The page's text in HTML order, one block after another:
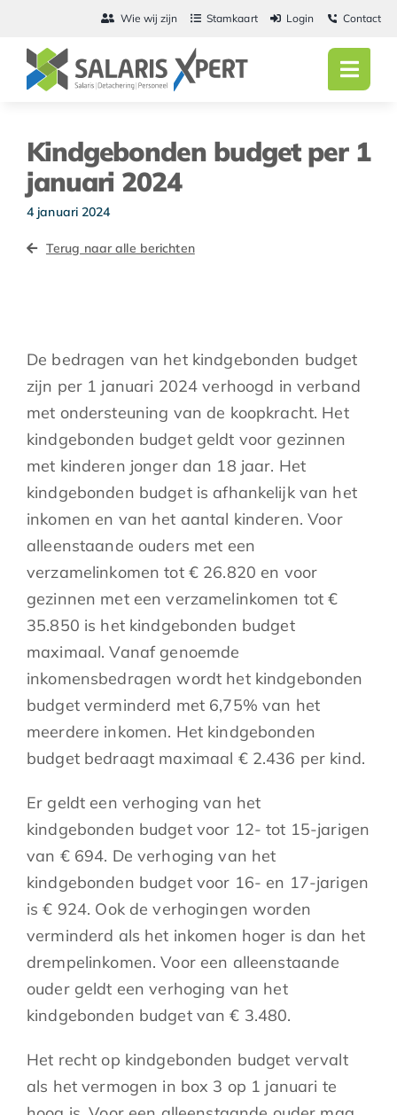
inhoud
Wie wij zijn Stamkaart Login Contact
Actueel
Kindgebonden budget per 1
januari 2024
4 januari 2024
Terug naar alle berichten
De bedragen van het kindgebonden budget
zijn per 1 januari 2024 verhoogd in verband
met ondersteuning van de koopkracht. Het
kindgebonden budget geldt voor gezinnen
met kinderen jonger dan 18 jaar. Het
kindgebonden budget is afhankelijk van het
inkomen en van het aantal kinderen. Voor
alleenstaande ouders met een
verzamelinkomen tot € 26.820 en voor
gezinnen met een verzamelinkomen tot €
35.850 is het kindgebonden budget
maximaal. Vanaf genoemde
inkomensbedragen wordt het kindgebonden
budget verminderd met 6,75% van het
meerdere inkomen. Het kindgebonden
budget bedraagt maximaal € 2.436 per kind.
Er geldt een verhoging van het
kindgebonden budget voor 12- tot 15-jarigen
van € 694. De verhoging van het
kindgebonden budget voor 16- en 17-jarigen
is € 924. Ook de verhogingen worden
verminderd als het inkomen hoger is dan het
drempelinkomen. Voor een alleenstaande
ouder geldt een verhoging van het
kindgebonden budget van € 3.480.
Het recht op kindgebonden budget vervalt
als het vermogen in box 3 op 1 januari te